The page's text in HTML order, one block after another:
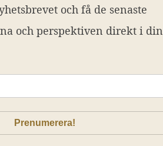
och få de senaste
och perspektiven direkt i din